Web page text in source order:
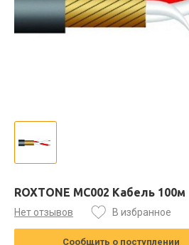
ROXTONE MC002 Кабель 100м
Нет отзывов В избранное
Сообщить о поступлении